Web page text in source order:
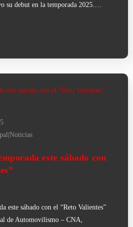
su debut en la temporada 2025.…
Noticias
este sábado con
este sábado con el “Reto Valientes”
de Automovilismo – CNA,